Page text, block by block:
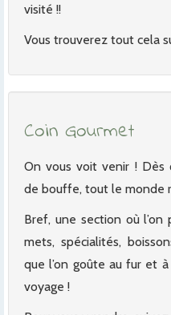
visité !!
Vous trouverez tout cela
Coin Gourmet
On vous voit venir ! Dès
de bouffe, tout le monde
Bref, une section où l’on
mets, spécialités,
que l’on goûte au fur et
voyage !